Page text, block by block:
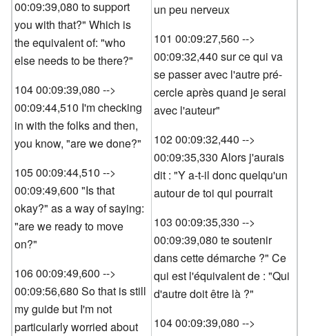
00:09:39,080 to support
you with that?" Which is
the equivalent of: "who
else needs to be there?"
104 00:09:39,080 -->
00:09:44,510 I'm checking
in with the folks and then,
you know, "are we done?"
105 00:09:44,510 -->
00:09:49,600 "Is that
okay?" as a way of saying:
"are we ready to move
on?"
106 00:09:49,600 -->
00:09:56,680 So that is still
my guide but I'm not
particularly worried about
un peu nerveux
101 00:09:27,560 -->
00:09:32,440 sur ce qui va
se passer avec l'autre pré-
cercle après quand je serai
avec l'auteur"
102 00:09:32,440 -->
00:09:35,330 Alors j'aurais
dit : "Y a-t-il donc quelqu'un
autour de toi qui pourrait
103 00:09:35,330 -->
00:09:39,080 te soutenir
dans cette démarche ?" Ce
qui est l'équivalent de : "Qui
d'autre doit être là ?"
104 00:09:39,080 -->